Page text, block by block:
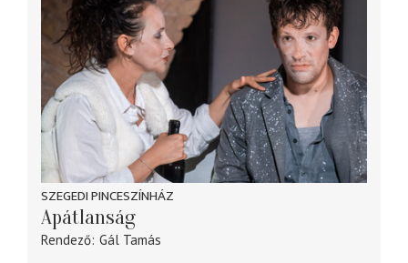
SZEGEDI PINCESZÍNHÁZ
Apátlanság
Rendező Gál Tamás